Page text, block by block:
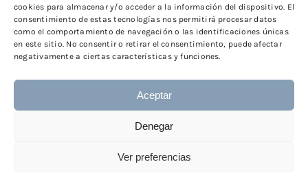
cookies para almacenar y/o acceder a la información del dispositivo. El
consentimiento de estas tecnologías nos permitirá procesar datos
como el comportamiento de navegación o las identificaciones únicas
en este sitio. No consentir o retirar el consentimiento, puede afectar
negativamente a ciertas características y funciones.
Aceptar
Denegar
Ver preferencias
brazalete cuadrado rombo filigrana. broche
cisne edelweiss
© 2024 - 2026 • TicSilver